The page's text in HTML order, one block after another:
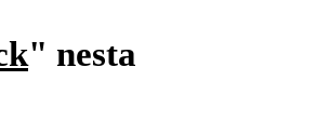
" nesta